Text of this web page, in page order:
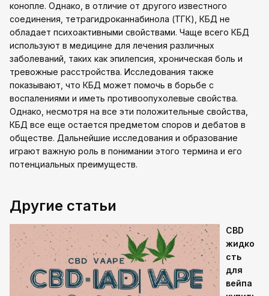
конопле. Однако, в отличие от другого известного
соединения, тетрагидроканнабинола (ТГК), КБД не
обладает психоактивными свойствами. Чаще всего КБД
используют в медицине для лечения различных
заболеваний, таких как эпилепсия, хроническая боль и
тревожные расстройства. Исследования также
показывают, что КБД может помочь в борьбе с
воспалениями и иметь противоопухолевые свойства.
Однако, несмотря на все эти положительные свойства,
КБД все еще остается предметом споров и дебатов в
обществе. Дальнейшие исследования и образование
играют важную роль в понимании этого термина и его
потенциальных преимуществ.
Другие статьи
CBD
жидко
сть
для
вейпа